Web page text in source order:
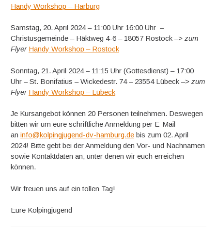
Handy Workshop – Harburg
Samstag, 20. April 2024 – 11:00 Uhr 16:00 Uhr –
Christusgemeinde – Häktweg 4-6 – 18057 Rostock–> zum
Flyer Handy Workshop – Rostock
Sonntag, 21. April 2024 – 11:15 Uhr (Gottesdienst) – 17:00
Uhr – St. Bonifatius – Wickedestr. 74 – 23554 Lübeck–> zum
Flyer Handy Workshop – Lübeck
Je Kursangebot können 20 Personen teilnehmen. Deswegen
bitten wir um eure schriftliche Anmeldung per E-Mail
aninfo@kolpingjugend-dv-hamburg.de bis zum 02. April
2024! Bitte gebt bei der Anmeldung den Vor- und Nachnamen
sowie Kontaktdaten an, unter denen wir euch erreichen
können.
Wir freuen uns auf ein tollen Tag!
Eure Kolpingjugend